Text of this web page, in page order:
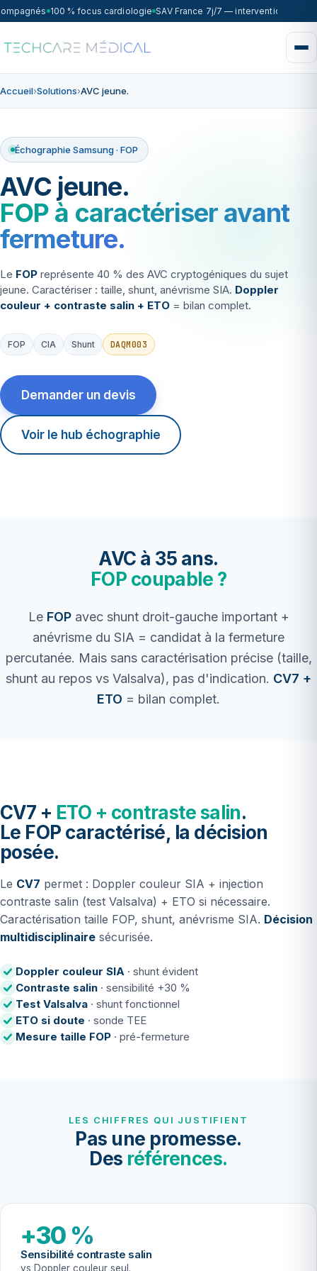
100 % focus cardiologie SAV France 7j/7 — intervention sous
Accueil›Solutions›AVC jeune.
Échographie Samsung · FOP
AVC jeune.
FOP à caractériser avant
fermeture.
Le FOP représente 40 % des AVC cryptogéniques du sujet
jeune. Caractériser : taille, shunt, anévrisme SIA. Doppler
couleur + contraste salin + ETO = bilan complet.
FOP CIA Shunt DAQM003
Demander un devis
Voir le hub échographie
AVC à 35 ans.
FOP coupable ?
Le FOPavec shunt droit-gauche important +
anévrisme du SIA = candidat à la fermeture
percutanée. Mais sans caractérisation précise (taille,
shunt au repos vs Valsalva), pas d'indication. CV7 +
ETO = bilan complet.
CV7 + ETO + contraste salin.
Le FOP caractérisé, la décision
posée.
Le CV7 permet : Doppler couleur SIA + injection
contraste salin (test Valsalva) + ETO si nécessaire.
Caractérisation taille FOP, shunt, anévrisme SIA. Décision
multidisciplinaire sécurisée.
Doppler couleur SIA · shunt évident
Contraste salin · sensibilité +30 %
Test Valsalva · shunt fonctionnel
ETO si doute · sonde TEE
Mesure taille FOP · pré-fermeture
LES CHIFFRES QUI JUSTIFIENT
Pas une promesse.
Des références.
+30 %
Sensibilité contraste salin
vs Doppler couleur seul.